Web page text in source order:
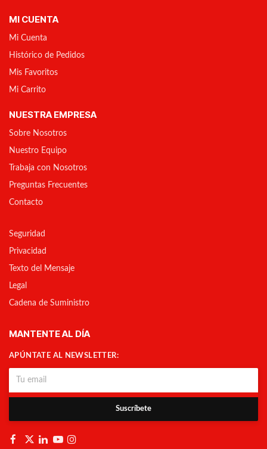
MI CUENTA
Mi Cuenta
Histórico de Pedidos
Mis Favoritos
Mi Carrito
NUESTRA EMPRESA
Sobre Nosotros
Nuestro Equipo
Trabaja con Nosotros
Preguntas Frecuentes
Contacto
Seguridad
Privacidad
Texto del Mensaje
Legal
Cadena de Suministro
MANTENTE AL DÍA
APÚNTATE AL NEWSLETTER:
Suscríbete